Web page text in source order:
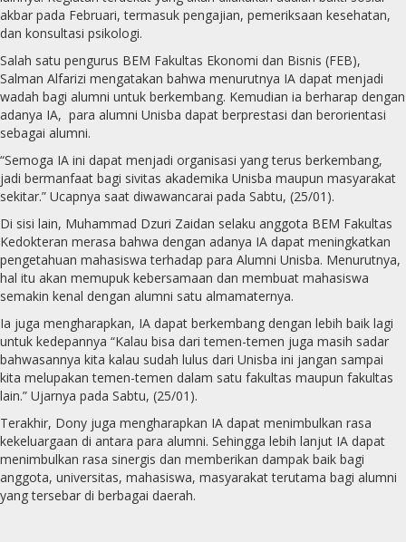
akbar pada Februari, termasuk pengajian, pemeriksaan kesehatan,
dan konsultasi psikologi.
Salah satu pengurus BEM Fakultas Ekonomi dan Bisnis (FEB),
Salman Alfarizi mengatakan bahwa menurutnya IA dapat menjadi
wadah bagi alumni untuk berkembang. Kemudian ia berharap dengan
adanya IA, para alumni Unisba dapat berprestasi dan berorientasi
sebagai alumni.
“Semoga IA ini dapat menjadi organisasi yang terus berkembang,
jadi bermanfaat bagi sivitas akademika Unisba maupun masyarakat
sekitar.” Ucapnya saat diwawancarai pada Sabtu, (25/01).
Di sisi lain, Muhammad Dzuri Zaidan selaku anggota BEM Fakultas
Kedokteran merasa bahwa dengan adanya IA dapat meningkatkan
pengetahuan mahasiswa terhadap para Alumni Unisba. Menurutnya,
hal itu akan memupuk kebersamaan dan membuat mahasiswa
semakin kenal dengan alumni satu almamaternya.
Ia juga mengharapkan, IA dapat berkembang dengan lebih baik lagi
untuk kedepannya “Kalau bisa dari temen-temen juga masih sadar
bahwasannya kita kalau sudah lulus dari Unisba ini jangan sampai
kita melupakan temen-temen dalam satu fakultas maupun fakultas
lain.” Ujarnya pada Sabtu, (25/01).
Terakhir, Dony juga mengharapkan IA dapat menimbulkan rasa
kekeluargaan di antara para alumni. Sehingga lebih lanjut IA dapat
menimbulkan rasa sinergis dan memberikan dampak baik bagi
anggota, universitas, mahasiswa, masyarakat terutama bagi alumni
yang tersebar di berbagai daerah.